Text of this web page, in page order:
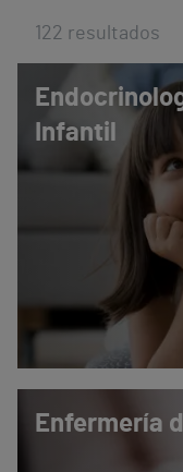
122 resultados
Infantil
Enfermería